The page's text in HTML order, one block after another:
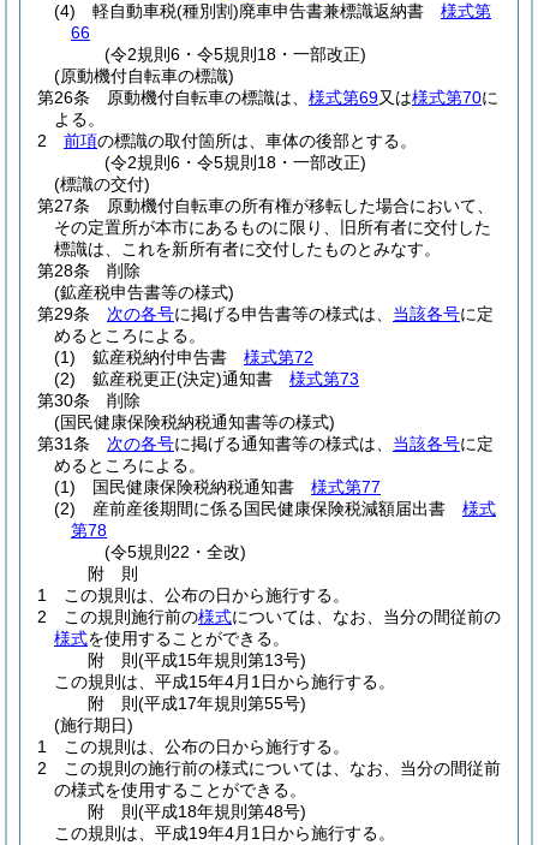
(4)
軽自動車税(種別割)廃車申告書兼標識返納書 様式第
66
(令2規則6・令5規則18・一部改正)
(原動機付自転車の標識)
第26条
原動機付自転車の標識は、 様式第69又は様式第70に
よる。
2
前項の標識の取付箇所は、車体の後部とする。
(令2規則6・令5規則18・一部改正)
(標識の交付)
第27条
原動機付自転車の所有権が移転した場合において、
その定置所が本市にあるものに限り、旧所有者に交付した
標識は、これを新所有者に交付したものとみなす。
第28条
削除
(鉱産税申告書等の様式)
第29条
次の各号に掲げる申告書等の様式は、 当該各号に定
めるところによる。
(1)
鉱産税納付申告書 様式第72
(2)
鉱産税更正(決定)通知書 様式第73
第30条
削除
(国民健康保険税納税通知書等の様式)
第31条
次の各号に掲げる通知書等の様式は、 当該各号に定
めるところによる。
(1)
国民健康保険税納税通知書 様式第77
(2)
産前産後期間に係る国民健康保険税減額届出書 様式
第78
(令5規則22・全改)
附 則
1
この規則は、公布の日から施行する。
2
この規則施行前の様式については、なお、当分の間従前の
様式を使用することができる。
附 則(平成15年規則第13号)
この規則は、平成15年4月1日から施行する。
附 則(平成17年規則第55号)
(施行期日)
1
この規則は、公布の日から施行する。
2
この規則の施行前の様式については、なお、当分の間従前
の様式を使用することができる。
附 則(平成18年規則第48号)
この規則は、平成19年4月1日から施行する。